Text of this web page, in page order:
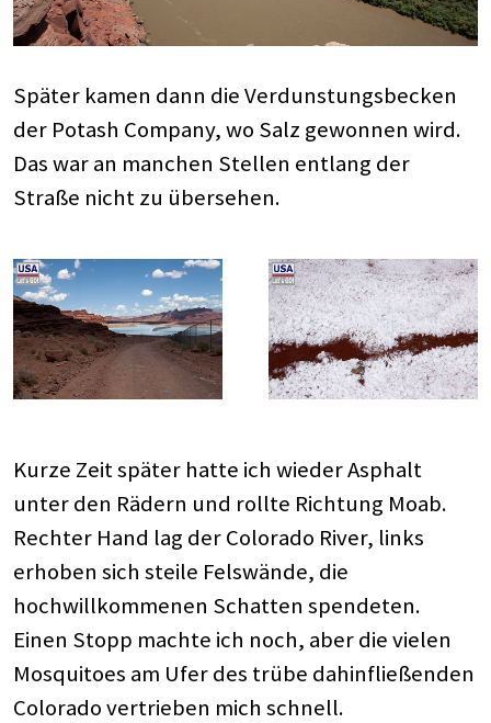
Später kamen dann die Verdunstungsbecken
der Potash Company, wo Salz gewonnen wird.
Das war an manchen Stellen entlang der
Straße nicht zu übersehen.
Kurze Zeit später hatte ich wieder Asphalt
unter den Rädern und rollte Richtung Moab.
Rechter Hand lag der Colorado River, links
erhoben sich steile Felswände, die
hochwillkommenen Schatten spendeten.
Einen Stopp machte ich noch, aber die vielen
Mosquitoes am Ufer des trübe dahinfließenden
Colorado vertrieben mich schnell.